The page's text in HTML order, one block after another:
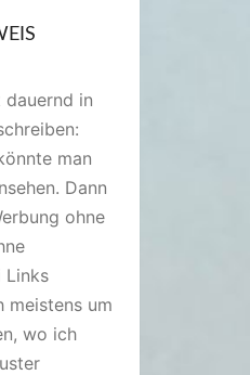
in
man
Dann
ohne
Links
meistens um
wo ich